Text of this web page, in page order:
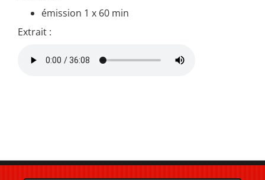
émission 1 x 60 min
Extrait :